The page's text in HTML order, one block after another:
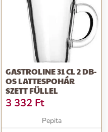
GASTROLINE 31 CL 2 DB-
OS LATTESPOHÁR
SZETT FÜLLEL
3 332 Ft
Pepita